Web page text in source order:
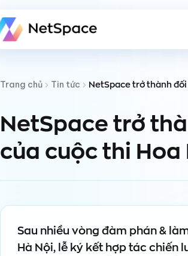
Trang chủ Tin tức NetSpace trở thành
NetSpace trở
của cuộc thi
Sau nhiều vòng đàm phán &
Hà Nội, lễ ký kết hợp tác chiến